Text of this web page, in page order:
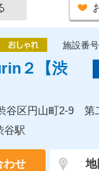
施設番
２【渋
区円山町2-9 第
谷駅
わせ 地